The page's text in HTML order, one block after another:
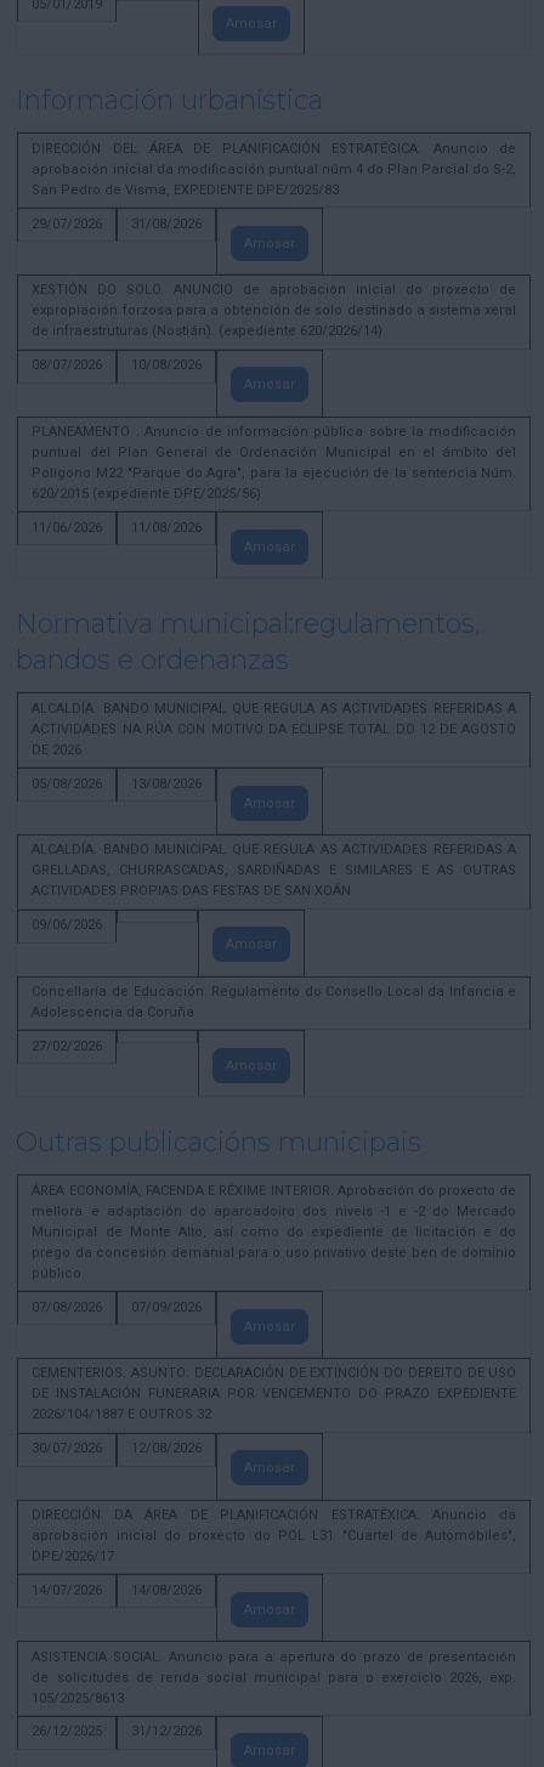
Amosar
Información urbanística
DIRECCIÓN DEL ÁREA DE PLANIFICACIÓN ESTRATÉGICA. Anuncio de
aprobación inicial da modificación puntual núm 4 do Plan Parcial do S-2,
San Pedro de Visma, EXPEDIENTE DPE/2025/83
29/07/2026
31/08/2026
Amosar
XESTIÓN DO SOLO. ANUNCIO de aprobación inicial do proxecto de
expropiación forzosa para a obtención de solo destinado a sistema xeral
de infraestruturas (Nostián). (expediente 620/2026/14)
08/07/2026
10/08/2026
Amosar
PLANEAMENTO . Anuncio de información pública sobre la modificación
puntual del Plan General de Ordenación Municipal en el ámbito del
Polígono M22 "Parque do Agra", para la ejecución de la sentencia Núm.
620/2015 (expediente DPE/2025/56)
11/06/2026
11/08/2026
Amosar
Normativa municipal:regulamentos,
bandos e ordenanzas
ALCALDÍA. BANDO MUNICIPAL QUE REGULA AS ACTIVIDADES REFERIDAS A
ACTIVIDADES NA RÚA CON MOTIVO DA ECLIPSE TOTAL DO 12 DE AGOSTO
DE 2026
05/08/2026
13/08/2026
Amosar
ALCALDÍA. BANDO MUNICIPAL QUE REGULA AS ACTIVIDADES REFERIDAS A
GRELLADAS, CHURRASCADAS, SARDIÑADAS E SIMILARES E AS OUTRAS
ACTIVIDADES PROPIAS DAS FESTAS DE SAN XOÁN
09/06/2026
Amosar
Concellaría de Educación. Regulamento do Consello Local da Infancia e
Adolescencia da Coruña
27/02/2026
Amosar
Outras publicacións municipais
ÁREA ECONOMÍA, FACENDA E RÉXIME INTERIOR. Aprobación do proxecto de
mellora e adaptación do aparcadoiro dos niveis -1 e -2 do Mercado
Municipal de Monte Alto, así como do expediente de licitación e do
prego da concesión demanial para o uso privativo deste ben de dominio
público
07/08/2026
07/09/2026
Amosar
CEMENTERIOS. ASUNTO: DECLARACIÓN DE EXTINCIÓN DO DEREITO DE USO
DE INSTALACIÓN FUNERARIA POR VENCEMENTO DO PRAZO EXPEDIENTE
2026/104/1887 E OUTROS 32
30/07/2026
12/08/2026
Amosar
DIRECCIÓN DA ÁREA DE PLANIFICACIÓN ESTRATÉXICA. Anuncio da
aprobación inicial do proxecto do POL L31 "Cuartel de Automóbiles",
DPE/2026/17
14/07/2026
14/08/2026
Amosar
ASISTENCIA SOCIAL. Anuncio para a apertura do prazo de presentación
de solicitudes de renda social municipal para o exercicio 2026, exp.
105/2025/8613
26/12/2025
31/12/2026
Amosar